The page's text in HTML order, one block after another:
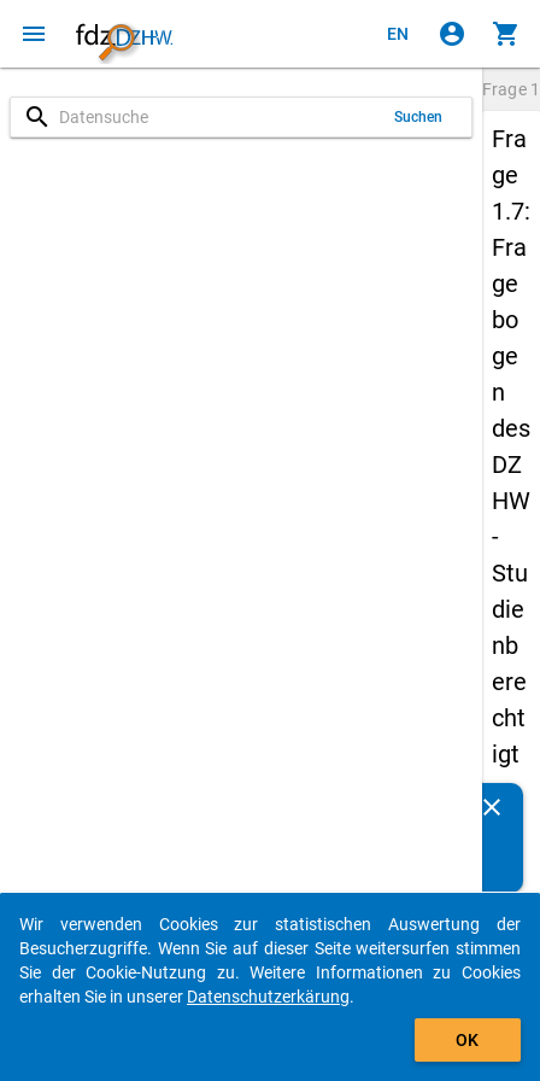
menu EN account_circle shopping_cart
search Suchen
Frage
Fra
ge
1.7:
Fra
ge
bo
ge
n
des
DZ
HW
-
Stu
die
nb
ere
cht
igt
en
s
20
08
clear
auto_stories
add_shopping_cart
Wir verwenden Cookies zur statistischen Auswertung der
Besucherzugriffe. Wenn Sie auf dieser Seite weitersurfen stimmen
Sie der Cookie-Nutzung zu. Weitere Informationen zu Cookies
erhalten Sie in unserer Datenschutzerkärung.
OK